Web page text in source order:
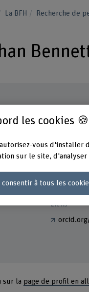
La BFH Recherche de
Contact
+41 31
Afficher
Liens
sur la page de profil en
les cookies 🍪
autorisez-vous d'installer
sur le site,
consentir à tous les